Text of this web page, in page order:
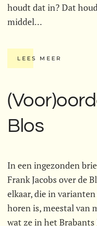
houdt dat in? Dat
middel…
LEES MEER
Blos
In een ingezonden
Frank Jacobs over de
elkaar, die in
horen is, meestal van
wat ze in het